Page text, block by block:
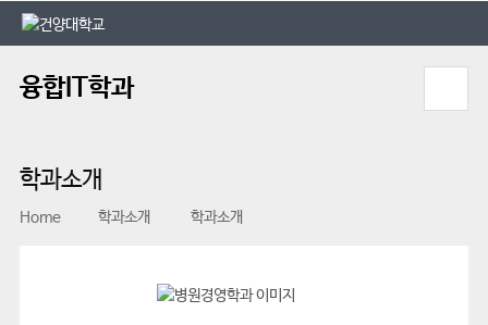
본문 바로가기
대메뉴 바로가기
융합IT학과
학과소개
Home 학과소개 학과소개